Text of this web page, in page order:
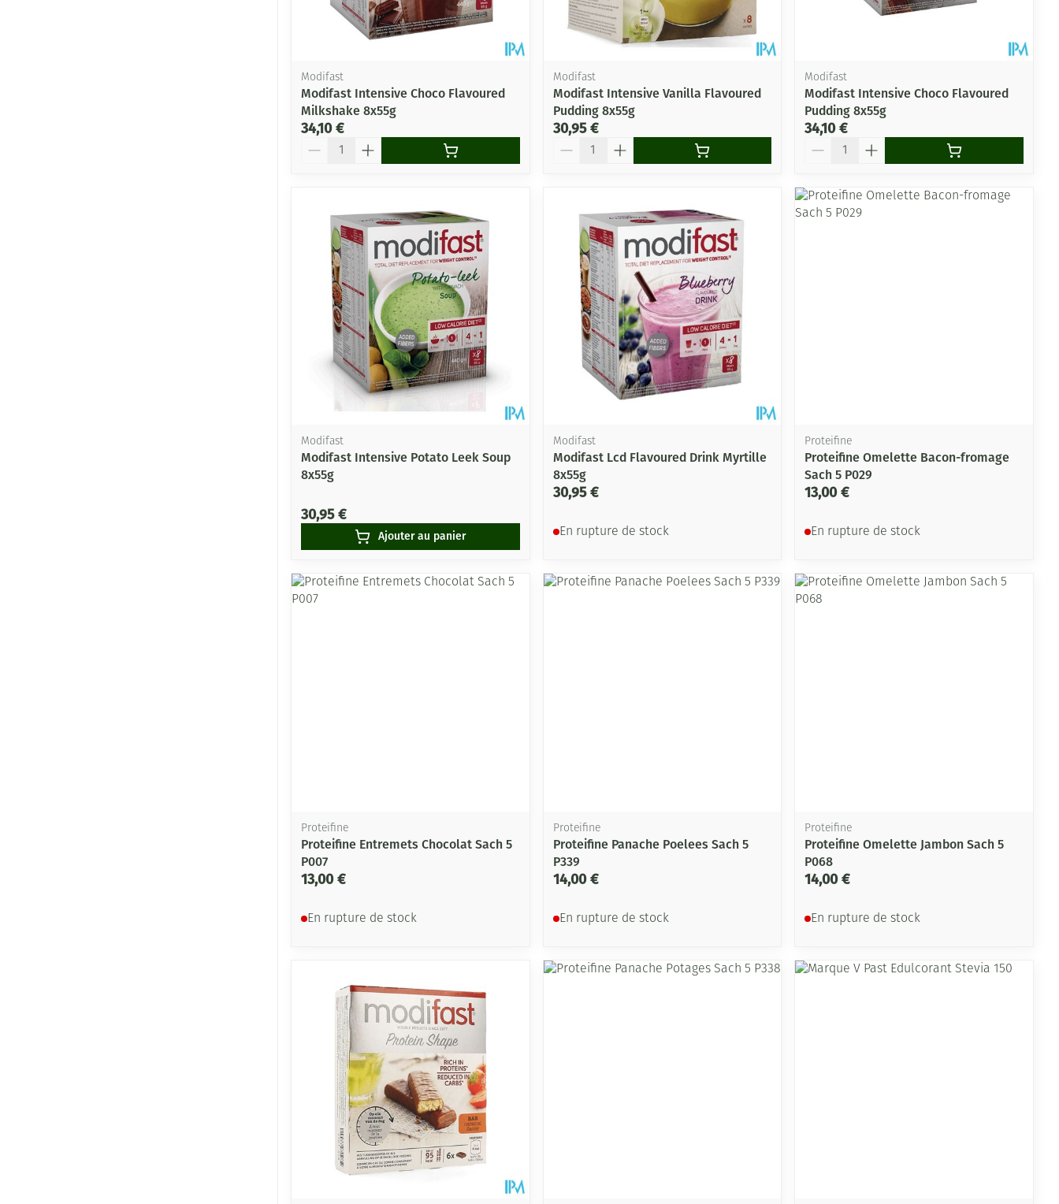
Modifast
Modifast Intensive Choco Flavoured
Milkshake 8x55g
34,10 €
Quantité
Modifast
Modifast Intensive Vanilla Flavoured
Pudding 8x55g
30,95 €
Quantité
Modifast
Modifast Intensive Choco Flavoured
Pudding 8x55g
34,10 €
Quantité
Modifast
Modifast Intensive Potato Leek Soup
8x55g
30,95 €
Ajouter au panier
Modifast
Modifast Lcd Flavoured Drink Myrtille
8x55g
30,95 €
En rupture de stock
Proteifine
Proteifine Omelette Bacon-fromage
Sach 5 P029
13,00 €
En rupture de stock
Proteifine
Proteifine Entremets Chocolat Sach 5
P007
13,00 €
En rupture de stock
Proteifine
Proteifine Panache Poelees Sach 5
P339
14,00 €
En rupture de stock
Proteifine
Proteifine Omelette Jambon Sach 5
P068
14,00 €
En rupture de stock